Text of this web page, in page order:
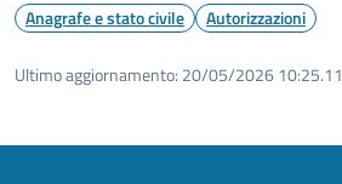
Anagrafe e stato civile Autorizzazioni
Ultimo aggiornamento: 20/05/2026 10:25.11